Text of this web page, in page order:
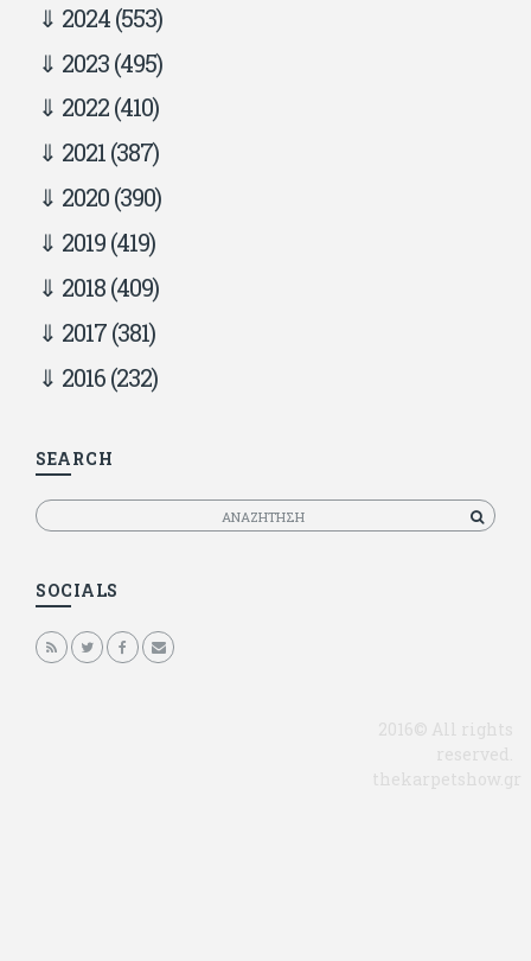
2024(553)
2023(495)
2022(410)
2021(387)
2020(390)
2019(419)
2018(409)
2017(381)
2016(232)
SEARCH
Αναζητηση
SOCIALS